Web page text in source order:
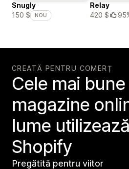
Snugly
150 $
NOU
Relay
420 $
CREATĂ PENTRU COMERȚ
Cele mai bune
magazine
lume
Shopify
Pregătită pentru viitor